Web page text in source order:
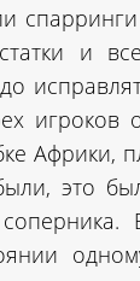
и
игроков
это